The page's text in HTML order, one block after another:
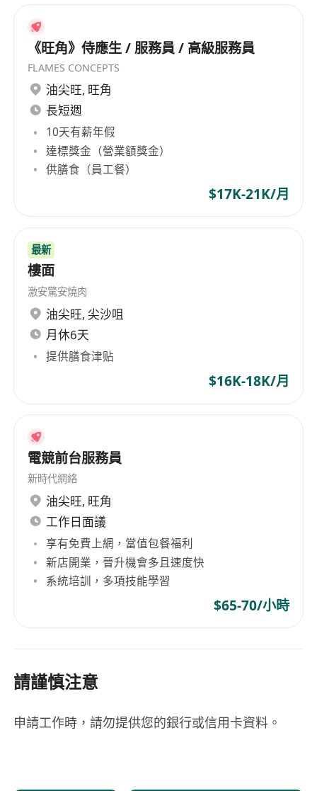
《旺角》侍應生 / 服務員 / 高級服務員
FLAMES CONCEPTS
油尖旺, 旺角
長短週
10天有薪年假
達標獎金（營業額獎金）
供膳食（員工餐）
$17K-21K/月
最新
樓面
激安驚安燒肉
油尖旺, 尖沙咀
月休6天
提供膳食津贴
$16K-18K/月
電競前台服務員
新時代網絡
油尖旺, 旺角
工作日面議
享有免費上網，當值包餐福利
新店開業，晉升機會多且速度快
系統培訓，多項技能學習
$65-70/小時
請謹慎注意
申請工作時，請勿提供您的銀行或信用卡資料。